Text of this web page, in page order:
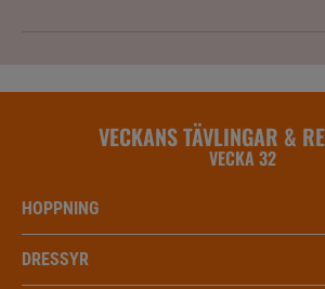
VECKANS TÄVLINGAR &
VECKA 32
HOPPNING
DRESSYR